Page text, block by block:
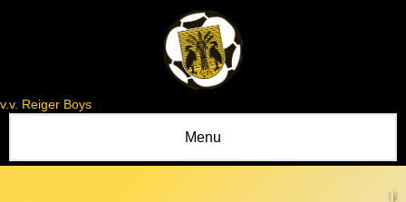
v.v. Reiger Boys
Menu